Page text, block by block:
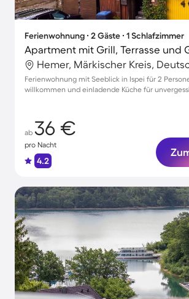
Ferienwohnung ∙ 2 Gäste ∙ 1 Schlafzimmer
Hemer, Märkischer Kreis,
Ferienwohnung mit Seeblick in Ispei für 2
willkommen und einladende Küche für
ab 36 €
pro Nacht
4.2